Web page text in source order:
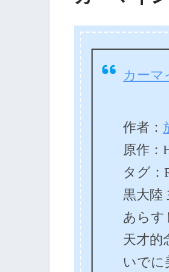
カーマ
作者：
原作：
タグ：
黒大陸
あらす
天才的
いでに